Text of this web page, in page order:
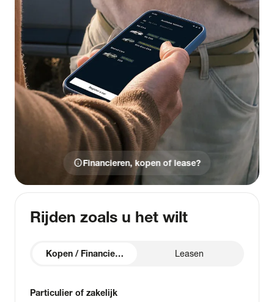
infoFinancieren, kopen of lease?
Rijden zoals u het wilt
Kopen / Financieren Leasen
Particulier of zakelijk